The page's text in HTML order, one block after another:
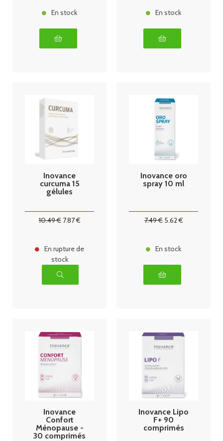
En stock En stock
Inovance
curcuma 15
gélules
10.49€ 7.87€
En rupture de
stock
Inovance oro
spray 10 ml
7.49€ 5.62€
En stock
Inovance
Confort
Ménopause -
30 comprimés
Inovance Lipo
F+ 90
comprimés